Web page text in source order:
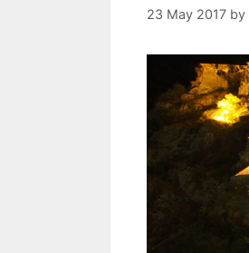
23 May 2017 by